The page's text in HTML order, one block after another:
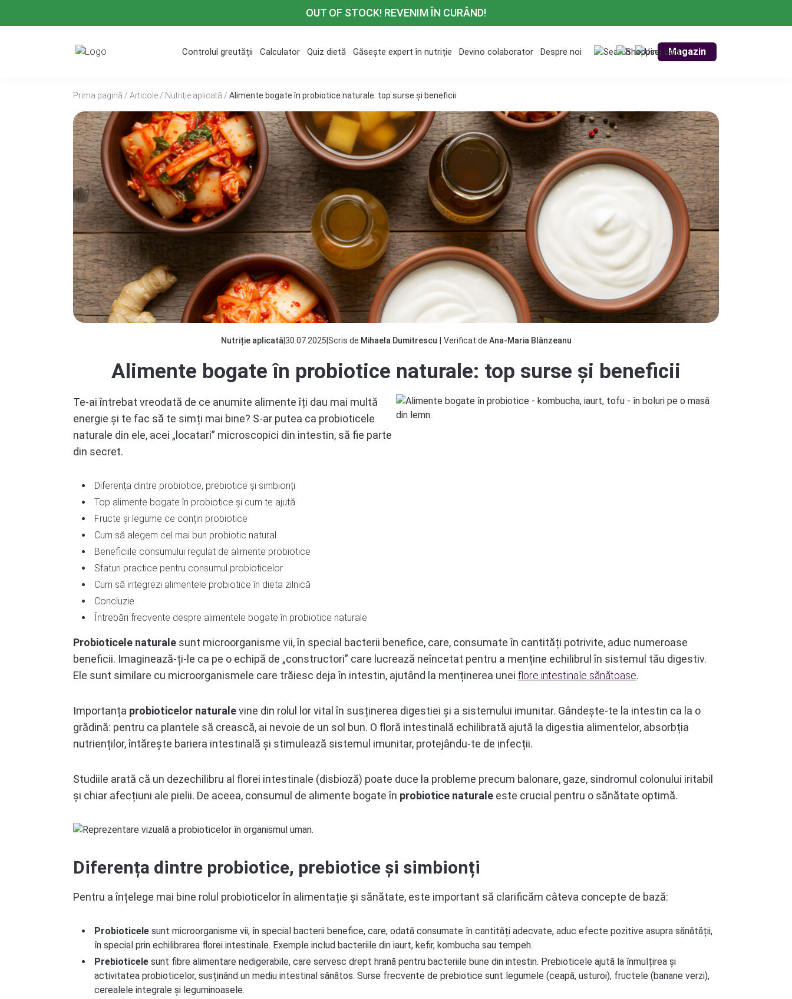
OUT OF STOCK! REVENIM ÎN CURÂND!
Controlul greutății Calculator Quiz dietă Găsește expert în nutriție Devino colaborator Despre noi Magazin
Prima pagină / Articole / Nutriție aplicată / Alimente bogate în probiotice naturale: top surse și beneficii
Nutriție aplicată 30.07.2025 Scris de Mihaela Dumitrescu Verificat de Ana-Maria Blânzeanu
Alimente bogate în probiotice naturale: top surse și beneficii
Te-ai întrebat vreodată de ce anumite alimente îți dau mai multă
energie și te fac să te simți mai bine? S-ar putea ca probioticele
naturale din ele, acei „locatari” microscopici din intestin, să fie parte
din secret.
Diferența dintre probiotice, prebiotice și simbionți
Top alimente bogate în probiotice și cum te ajută
Fructe și legume ce conțin probiotice
Cum să alegem cel mai bun probiotic natural
Beneficiile consumului regulat de alimente probiotice
Sfaturi practice pentru consumul probioticelor
Cum să integrezi alimentele probiotice în dieta zilnică
Concluzie
Întrebări frecvente despre alimentele bogate în probiotice naturale
Probioticele naturale sunt microorganisme vii, în special bacterii benefice, care, consumate în cantități potrivite, aduc numeroase
beneficii. Imaginează-ți-le ca pe o echipă de „constructori” care lucrează neîncetat pentru a menține echilibrul în sistemul tău digestiv.
Ele sunt similare cu microorganismele care trăiesc deja în intestin, ajutând la menținerea unei flore intestinale sănătoase.
Importanța probioticelor naturalevine din rolul lor vital în susținerea digestiei și a sistemului imunitar. Gândește-te la intestin ca la o
grădină: pentru ca plantele să crească, ai nevoie de un sol bun. O floră intestinală echilibrată ajută la digestia alimentelor, absorbția
nutrienților, întărește bariera intestinală și stimulează sistemul imunitar, protejându-te de infecții.
Studiile arată că un dezechilibru al florei intestinale (disbioză) poate duce la probleme precum balonare, gaze, sindromul colonului iritabil
și chiar afecțiuni ale pielii. De aceea, consumul de alimente bogate în probiotice naturale este crucial pentru o sănătate optimă.
Diferența dintre probiotice, prebiotice și simbionți
Pentru a înțelege mai bine rolul probioticelor în alimentație și sănătate, este important să clarificăm câteva concepte de bază:
Probioticele sunt microorganisme vii, în special bacterii benefice, care, odată consumate în cantități adecvate, aduc efecte pozitive asupra sănătății,
în special prin echilibrarea florei intestinale. Exemple includ bacteriile din iaurt, kefir, kombucha sau tempeh.
Prebioticele sunt fibre alimentare nedigerabile, care servesc drept hrană pentru bacteriile bune din intestin. Prebioticele ajută la înmulțirea și
activitatea probioticelor, susținând un mediu intestinal sănătos. Surse frecvente de prebiotice sunt legumele (ceapă, usturoi), fructele (banane verzi),
cerealele integrale și leguminoasele.